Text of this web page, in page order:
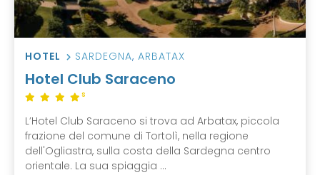
HOTEL SARDEGNA, ARBATAX
Hotel Club Saraceno
S
L’Hotel Club Saraceno si trova ad Arbatax, piccola
frazione del comune di Tortolì, nella regione
dell'Ogliastra, sulla costa della Sardegna centro
orientale. La sua spiaggia ...